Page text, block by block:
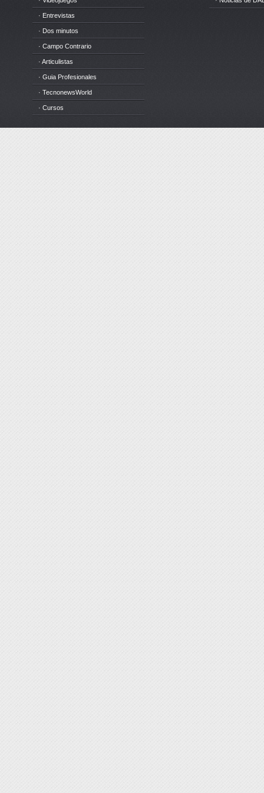
· Entrevistas
· Dos minutos
· Campo Contrario
· Articulistas
· Guia Profesionales
· TecnonewsWorld
· Cursos